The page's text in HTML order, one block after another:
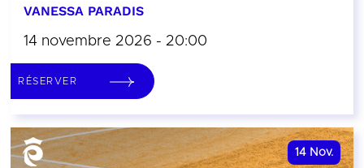
VANESSA PARADIS
14 novembre 2026 - 20:00
RÉSERVER
14 Nov.